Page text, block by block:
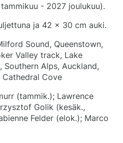
- 2027 joulukuu).
ja 42 x 30 cm auki.
Sound, Queenstown,
Valley track, Lake
Southern Alps, Auckland,
Cathedral Cove
(tammik.); Lawrence
Golik (kesäk.,
Felder (elok.); Marco